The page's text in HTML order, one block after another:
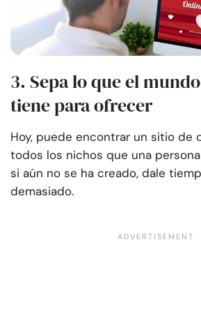
3. Sepa lo que el
tiene para ofrecer
Hoy, puede encontrar un sitio de
todos los nichos que una
si aún no se ha creado, dale
demasiado.